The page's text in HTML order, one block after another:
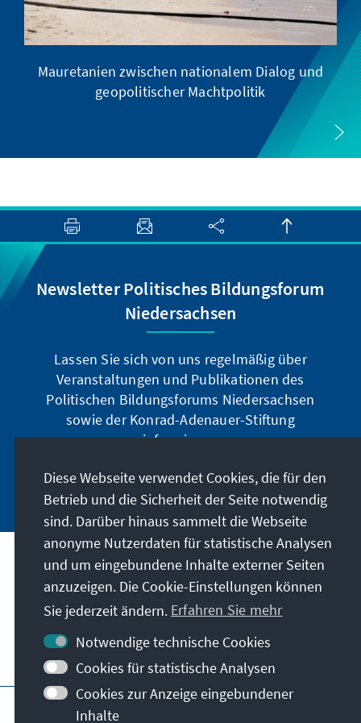
Mauretanien zwischen nationalem Dialog und
geopolitischer Machtpolitik
Newsletter Politisches Bildungsforum
Niedersachsen
Lassen Sie sich von uns regelmäßig über
Veranstaltungen und Publikationen des
Politischen Bildungsforums Niedersachsen
sowie der Konrad-Adenauer-Stiftung
informieren.
Jetzt abonnieren
Anschrift
Kontakt
Besuchen Sie auch
Hauptseite der KAS Impressum
Datenschutz
Diese Webseite verwendet Cookies, die für den
Betrieb und die Sicherheit der Seite notwendig
sind. Darüber hinaus sammelt die Webseite
anonyme Nutzerdaten für statistische Analysen
und um eingebundene Inhalte externer Seiten
anzuzeigen. Die Cookie-Einstellungen können
Sie jederzeit ändern. Erfahren Sie mehr
Notwendige technische Cookies
Cookies für statistische Analysen
Cookies zur Anzeige eingebundener
Inhalte